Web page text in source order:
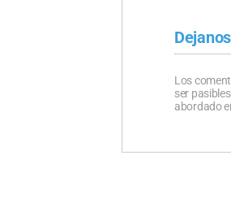
Los
ser
abordado